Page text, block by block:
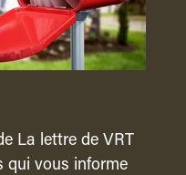
La lettre de VRT
qui vous informe